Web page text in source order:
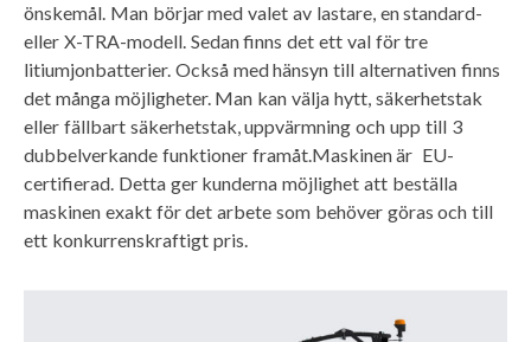
önskemål. Man börjar med valet av lastare, en standard-
eller X-TRA-modell. Sedan finns det ett val för tre
litiumjonbatterier. Också med hänsyn till alternativen finns
det många möjligheter. Man kan välja hytt, säkerhetstak
eller fällbart säkerhetstak, uppvärmning och upp till 3
dubbelverkande funktioner framåt.Maskinen är EU-
certifierad. Detta ger kunderna möjlighet att beställa
maskinen exakt för det arbete som behöver göras och till
ett konkurrenskraftigt pris.